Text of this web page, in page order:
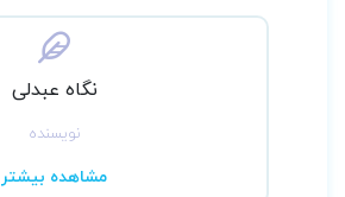
نگاه عبدلی
نویسنده
مشاهده بیشتر